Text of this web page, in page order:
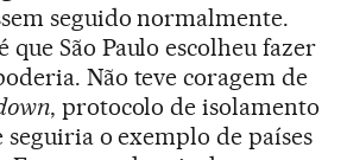
seguido normalmente.
que São Paulo escolheu fazer
Não teve coragem de
, protocolo de isolamento
o exemplo de países